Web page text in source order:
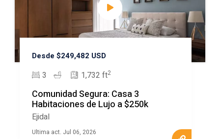
Desde $249,482 USD
3 1,732 ft2
Comunidad Segura: Casa 3
Habitaciones de Lujo a $250k
Ejidal
Ultima act. Jul 06, 2026